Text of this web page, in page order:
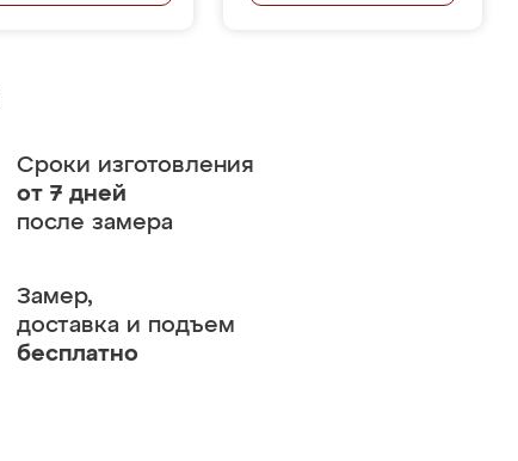
Сроки изготовления
от 7 дней
после замера
Замер,
доставка и подъем
бесплатно